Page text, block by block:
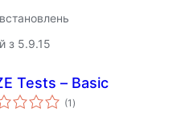
з 5.9.15
Tests – Basic
(1 загальний
рейтинг
)